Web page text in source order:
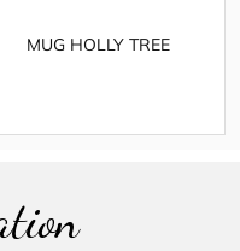
MUG HOLLY TREE